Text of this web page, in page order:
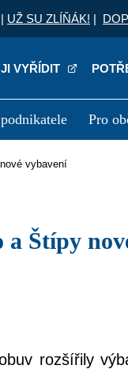
| UŽ SU ZLÍŇÁK! |
VYŘÍDIT
Pro
Kariéra
vybavení
rozšířily